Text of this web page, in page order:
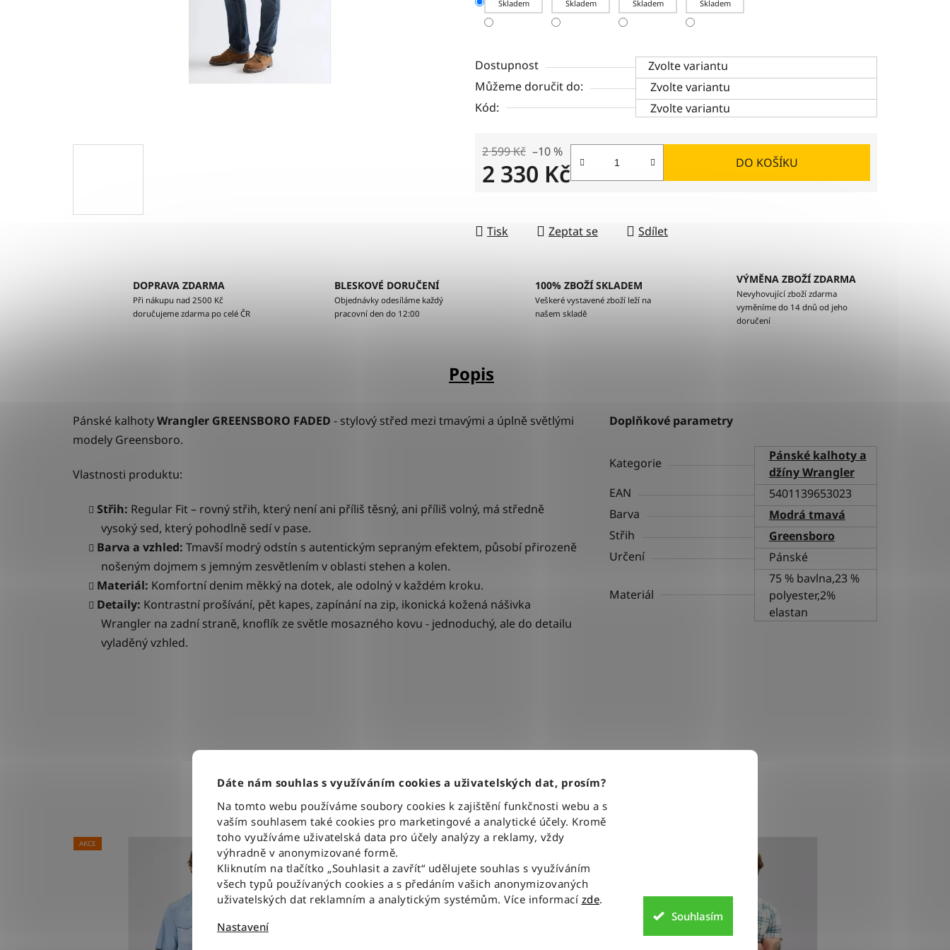
Dáte nám souhlas s využíváním cookies a uživatelských dat, prosím?
Na tomto webu používáme soubory cookies k zajištění funkčnosti webu a s
vaším souhlasem také cookies pro marketingové a analytické účely. Kromě
toho využíváme uživatelská data pro účely analýzy a reklamy, vždy
výhradně v anonymizované formě.
Kliknutím na tlačítko „Souhlasit a zavřít“ udělujete souhlas s využíváním
všech typů používaných cookies a s předáním vašich anonymizovaných
uživatelských dat reklamním a analytickým systémům. Více informací zde.
Nastavení
Souhlasím
Skladem Skladem Skladem Skladem
Dostupnost
Zvolte variantu
Můžeme doručit do:
Zvolte variantu
Kód:
Zvolte variantu
2 599 Kč –10 %
2 330 Kč DO KOŠÍKU
Tisk Zeptat se Sdílet
DOPRAVA ZDARMA
Při nákupu nad 2500 Kč
doručujeme zdarma po celé ČR
BLESKOVÉ DORUČENÍ
Objednávky odesíláme každý
pracovní den do 12:00
100% ZBOŽÍ SKLADEM
Veškeré vystavené zboží leží na
našem skladě
VÝMĚNA ZBOŽÍ ZDARMA
Nevyhovující zboží zdarma
vyměníme do 14 dnů od jeho
doručení
Popis
Pánské kalhotyWrangler GREENSBORO FADED - stylový střed mezi tmavými a úplně světlými
modely Greensboro.
Vlastnosti produktu:
Střih: Regular Fit– rovný střih, který není ani příliš těsný, ani příliš volný, má středně
vysoký sed, který pohodlně sedí v pase.
Barva a vzhled: Tmavší modrý odstín s autentickým sepraným efektem, působí přirozeně
nošeným dojmem s jemným zesvětlením v oblasti stehen a kolen.
Materiál: Komfortní denim měkký na dotek, ale odolný v každém kroku.
Detaily: Kontrastní prošívání, pět kapes, zapínání na zip, ikonická kožená nášivka
Wrangler na zadní straně, knoflík ze světle mosazného kovu - jednoduchý, ale do detailu
vyladěný vzhled.
Doplňkové parametry
Kategorie
Pánské kalhoty a
džíny Wrangler
EAN
5401139653023
Barva
Modrá tmavá
Střih
Greensboro
Určení
Pánské
Materiál
75 % bavlna,23 %
polyester,2%
elastan
Související produkty
AKCE